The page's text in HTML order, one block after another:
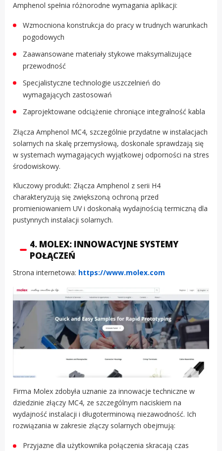
Amphenol spełnia różnorodne wymagania aplikacji:
Wzmocniona konstrukcja do pracy w trudnych warunkach
pogodowych
Zaawansowane materiały stykowe maksymalizujące
przewodność
Specjalistyczne technologie uszczelnień do
wymagających zastosowań
Zaprojektowane odciążenie chroniące integralność kabla
Złącza Amphenol MC4, szczególnie przydatne w instalacjach
solarnych na skalę przemysłową, doskonale sprawdzają się
w systemach wymagających wyjątkowej odporności na stres
środowiskowy.
Kluczowy produkt: Złącza Amphenol z serii H4
charakteryzują się zwiększoną ochroną przed
promieniowaniem UV i doskonałą wydajnością termiczną dla
pustynnych instalacji solarnych.
4. MOLEX: INNOWACYJNE SYSTEMY
POŁĄCZEŃ
Strona internetowa: https://www.molex.com
Firma Molex zdobyła uznanie za innowacje techniczne w
dziedzinie złączy MC4, ze szczególnym naciskiem na
wydajność instalacji i długoterminową niezawodność. Ich
rozwiązania w zakresie złączy solarnych obejmują:
Przyjazne dla użytkownika połączenia skracają czas